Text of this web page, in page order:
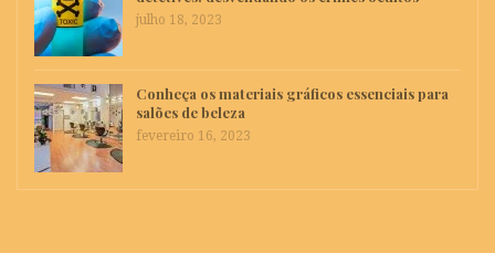
julho 18, 2023
Conheça os materiais gráficos essenciais para
salões de beleza
fevereiro 16, 2023